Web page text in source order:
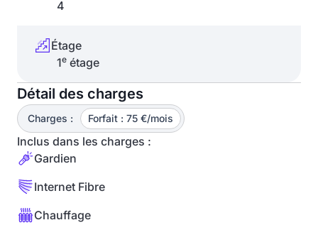
4
Étage
1e étage
Détail des charges
Charges : Forfait : 75 €/mois
Inclus dans les charges :
Gardien
Internet Fibre
Chauffage